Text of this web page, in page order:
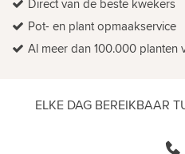
Direct van de beste kwekers
Pot- en plant opmaakservice
Al meer dan 100.000 planten
ELKE DAG BEREIKBAAR